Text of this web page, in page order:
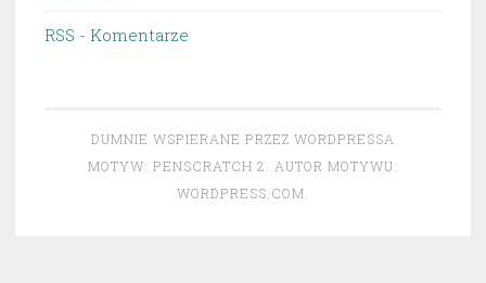
RSS - Komentarze
DUMNIE WSPIERANE PRZEZ WORDPRESSA
MOTYW: PENSCRATCH 2. AUTOR MOTYWU:
WORDPRESS.COM.